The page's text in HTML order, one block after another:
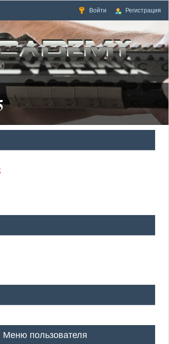
Войти Регистрация
Меню пользователя